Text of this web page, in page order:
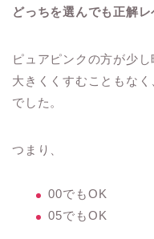
どっちを選んでも正解レ
ピュアピンクの方が少し
大きくくすむこともな
でした。
つまり、
00でもOK
05でもOK